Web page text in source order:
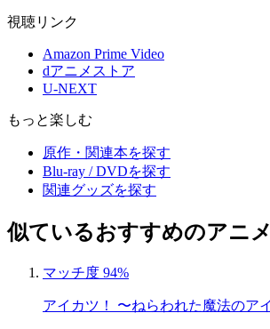
視聴リンク
Amazon Prime Video
dアニメストア
U-NEXT
もっと楽しむ
原作・関連本を探す
Blu-ray / DVDを探す
関連グッズを探す
似ているおすすめのアニメ
マッチ度 94%
アイカツ！ 〜ねらわれた魔法のア